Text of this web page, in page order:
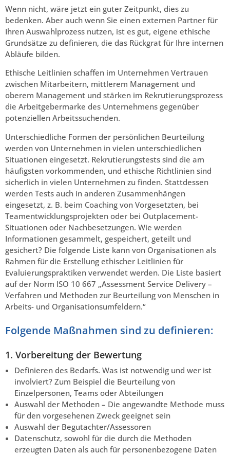
Wenn nicht, wäre jetzt ein guter Zeitpunkt, dies zu
bedenken. Aber auch wenn Sie einen externen Partner für
Ihren Auswahlprozess nutzen, ist es gut, eigene ethische
Grundsätze zu definieren, die das Rückgrat für Ihre internen
Abläufe bilden.
Ethische Leitlinien schaffen im Unternehmen Vertrauen
zwischen Mitarbeitern, mittlerem Management und
oberem Management und stärken im Rekrutierungsprozess
die Arbeitgebermarke des Unternehmens gegenüber
potenziellen Arbeitssuchenden.
Unterschiedliche Formen der persönlichen Beurteilung
werden von Unternehmen in vielen unterschiedlichen
Situationen eingesetzt. Rekrutierungstests sind die am
häufigsten vorkommenden, und ethische Richtlinien sind
sicherlich in vielen Unternehmen zu finden. Stattdessen
werden Tests auch in anderen Zusammenhängen
eingesetzt, z. B. beim Coaching von Vorgesetzten, bei
Teamentwicklungsprojekten oder bei Outplacement-
Situationen oder Nachbesetzungen. Wie werden
Informationen gesammelt, gespeichert, geteilt und
gesichert? Die folgende Liste kann von Organisationen als
Rahmen für die Erstellung ethischer Leitlinien für
Evaluierungspraktiken verwendet werden. Die Liste basiert
auf der Norm ISO 10 667 „Assessment Service Delivery –
Verfahren und Methoden zur Beurteilung von Menschen in
Arbeits- und Organisationsumfeldern.“
Folgende Maßnahmen sind zu definieren:
1. Vorbereitung der Bewertung
Definieren des Bedarfs. Was ist notwendig und wer ist
involviert? Zum Beispiel die Beurteilung von
Einzelpersonen, Teams oder Abteilungen
Auswahl der Methoden – Die angewandte Methode muss
für den vorgesehenen Zweck geeignet sein
Auswahl der Begutachter/Assessoren
Datenschutz, sowohl für die durch die Methoden
erzeugten Daten als auch für personenbezogene Daten